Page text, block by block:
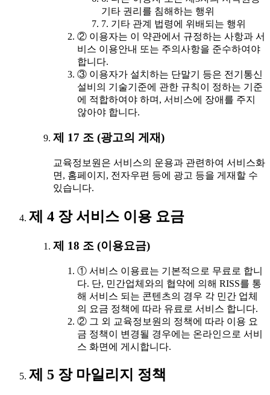
기타 권리를 침해하는 행위
7. 기타 관계 법령에 위배되는 행위
② 이용자는 이 약관에서 규정하는 사항과 서
비스 이용안내 또는 주의사항을 준수하여야
합니다.
③ 이용자가 설치하는 단말기 등은 전기통신
설비의 기술기준에 관한 규칙이 정하는 기준
에 적합하여야 하며, 서비스에 장애를 주지
않아야 합니다.
제 17 조 (광고의 게재)
교육정보원은 서비스의 운용과 관련하여 서비스화
면, 홈페이지, 전자우편 등에 광고 등을 게재할 수
있습니다.
제 4 장 서비스 이용 요금
제 18 조 (이용요금)
① 서비스 이용료는 기본적으로 무료로 합니
다. 단, 민간업체와의 협약에 의해 RISS를 통
해 서비스 되는 콘텐츠의 경우 각 민간 업체
의 요금 정책에 따라 유료로 서비스 합니다.
② 그 외 교육정보원의 정책에 따라 이용 요
금 정책이 변경될 경우에는 온라인으로 서비
스 화면에 게시합니다.
제 5 장 마일리지 정책